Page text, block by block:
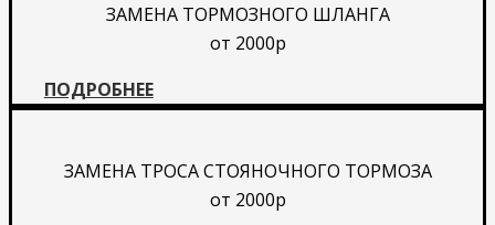
ЗАМЕНА ТОРМОЗНОГО ШЛАНГА
от 2000р
ПОДРОБНЕЕ
ЗАМЕНА ТРОСА СТОЯНОЧНОГО ТОРМОЗА
от 2000р